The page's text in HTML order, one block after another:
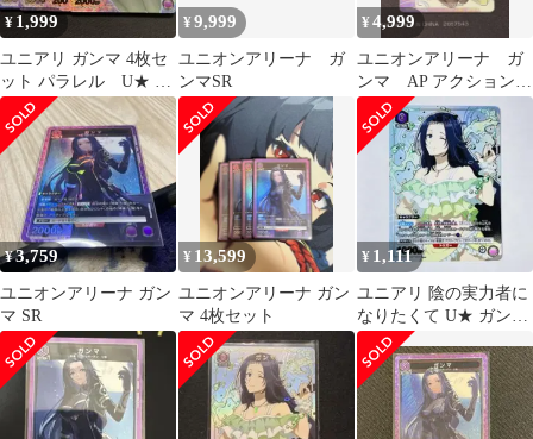
¥ 1,999
ユニアリ ガンマ 4枚セ
ット パラレル U★ 陰
の実力者になりたく
て！
¥9,999
ユニオンアリーナ ガ
ンマSR
¥4,999
ユニオンアリーナ ガ
ンマ AP アクションポ
イント 陰実
¥3,759
ユニオンアリーナ ガン
マ SR
¥ 13,599
ユニオンアリーナ ガン
マ 4枚セット
¥ 1,111
ユニアリ 陰の実力者に
なりたくて U★ ガンマ
パラレル